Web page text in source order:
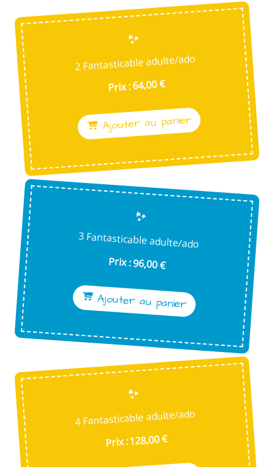
2 Fantasticable adulte/ado
Prix : 64,00 €
Ajouter au panier
3 Fantasticable adulte/ado
Prix : 96,00 €
Ajouter au panier
4 Fantasticable adulte/ado
Prix : 128,00 €